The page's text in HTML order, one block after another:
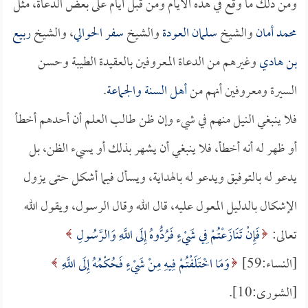
محمد أمانوالشيخسلمان العودةوالشيخسفر الحوالي، والشيخربيع
بن هاديوغيرهم من الدعاة المعروفين بالعقيدة الطيبة وحسن
السيرة ومعروفين أنهم منأهل السنة والجماعة.
فلا ينبغي النيل منهم في شيء وإن ظن طالب العلم أن أحدهم أخطأ
أو ظهر له أنه أخطأ، فلا ينبغي أن يشهر بذلك أو يسيء الظن، بل
يدعو له بالتوفيق ويدعو له بالهداية، ويسأل فيما أشكل حتى يزول
الإشكال بالدليل المعول عليه، قال الله وقال الرسول، ويقول الله
تعالى: فَإِنْ تَنَازَعْتُمْ فِي شَيْءٍ فَرُدُّوهُ إِلَى اللَّهِ وَالرَّسُولِ
[النساء:59]
وَمَا اخْتَلَفْتُمْ فِيهِ مِنْ شَيْءٍ فَحُكْمُهُ إِلَى اللَّهِ
[الشورى:10].